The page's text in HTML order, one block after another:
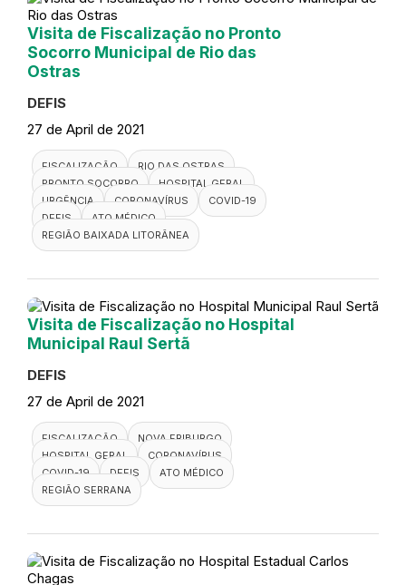
Visita de Fiscalização no Pronto
Socorro Municipal de Rio das
Ostras
DEFIS
27 de April de 2021
FISCALIZAÇÃO
RIO DAS OSTRAS
PRONTO SOCORRO
HOSPITAL GERAL
URGÊNCIA
CORONAVÍRUS
COVID-19
DEFIS
ATO MÉDICO
REGIÃO BAIXADA LITORÂNEA
Visita de Fiscalização no Hospital
Municipal Raul Sertã
DEFIS
27 de April de 2021
FISCALIZAÇÃO
NOVA FRIBURGO
HOSPITAL GERAL
CORONAVÍRUS
COVID-19
DEFIS
ATO MÉDICO
REGIÃO SERRANA